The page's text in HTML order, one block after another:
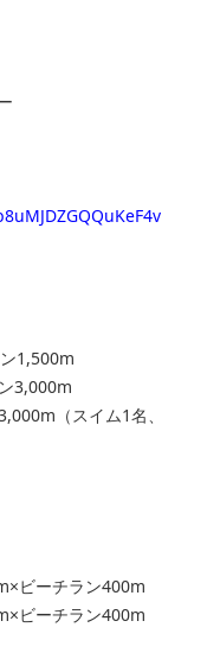
1,500m
3,000m
（スイム1名、
ビーチラン400m
ビーチラン400m